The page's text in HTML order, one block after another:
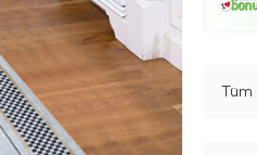
Tüm